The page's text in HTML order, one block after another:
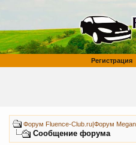
Регистрация
Форум Fluence-Club.ru|Форум
Сообщение форума